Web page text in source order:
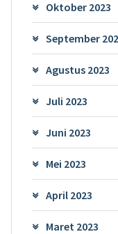
Oktober 2023
September
Agustus 2023
Juli 2023
Juni 2023
Mei 2023
April 2023
Maret 2023